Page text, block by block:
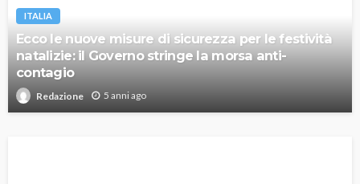
ITALIA
Ecco le nuove misure di sicurezza per le festività
natalizie: il Governo stringe la morsa anti-
contagio
Redazione 5 anni ago